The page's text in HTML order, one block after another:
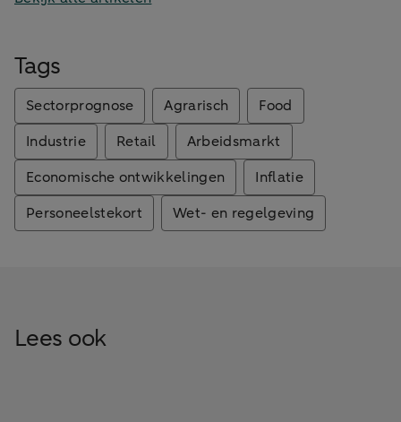
Tags
Sectorprognose Agrarisch
Food
Industrie
Retail
Arbeidsmarkt
Economische ontwikkelingen
Inflatie
Personeelstekort
Wet- en regelgeving
Lees ook